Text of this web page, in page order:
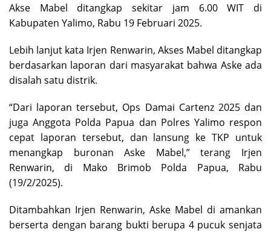
Akse Mabel ditangkap sekitar jam 6.00 WIT di
Kabupaten Yalimo, Rabu 19 Februari 2025.
Lebih lanjut kata Irjen Renwarin, Akses Mabel ditangkap
berdasarkan laporan dari masyarakat bahwa Aske ada
disalah satu distrik.
“Dari laporan tersebut, Ops Damai Cartenz 2025 dan
juga Anggota Polda Papua dan Polres Yalimo respon
cepat laporan tersebut, dan lansung ke TKP untuk
menangkap buronan Aske Mabel,” terang Irjen
Renwarin, di Mako Brimob Polda Papua, Rabu
(19/2/2025).
Ditambahkan Irjen Renwarin, Aske Mabel di amankan
berserta dengan barang bukti berupa 4 pucuk senjata